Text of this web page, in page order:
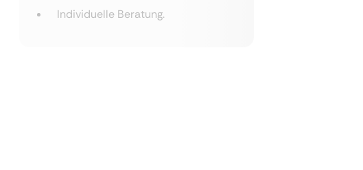
Individuelle Beratung.